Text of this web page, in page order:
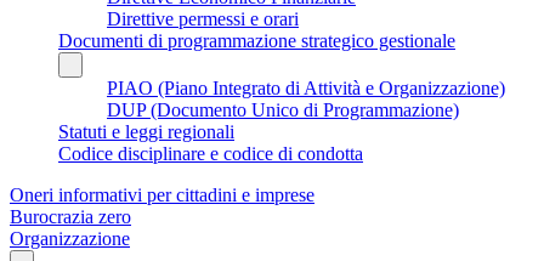
Direttive permessi e orari
Documenti di programmazione strategico gestionale
PIAO (Piano Integrato di Attività e Organizzazione)
DUP (Documento Unico di Programmazione)
Statuti e leggi regionali
Codice disciplinare e codice di condotta
Oneri informativi per cittadini e imprese
Burocrazia zero
Organizzazione